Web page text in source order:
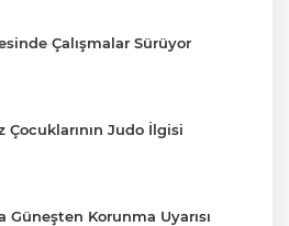
Çalışmalar Sürüyor
Çocuklarının Judo İlgisi
Güneşten Korunma Uyarısı